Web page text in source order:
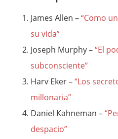
James Allen –“Como
su vida”
Joseph Murphy –“El
subconsciente”
Harv Eker –“Los
millonaria”
Daniel Kahneman –
despacio”